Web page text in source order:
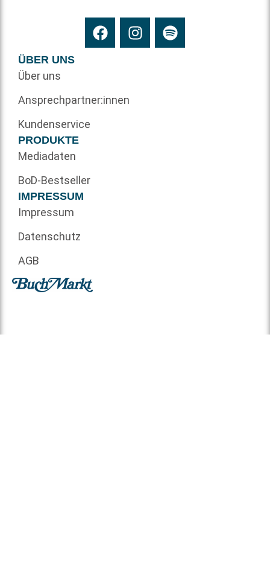
ÜBER UNS
Über uns
Ansprechpartner:innen
Kundenservice
PRODUKTE
Mediadaten
BoD-Bestseller
IMPRESSUM
Impressum
Datenschutz
AGB